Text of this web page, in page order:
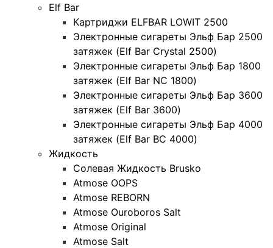
Elf Bar
Картриджи ELFBAR LOWIT 2500
Электронные сигареты Эльф Бар 2500
затяжек (Elf Bar Crystal 2500)
Электронные сигареты Эльф Бар 1800
затяжек (Elf Bar NC 1800)
Электронные сигареты Эльф Бар 3600
затяжек (Elf Bar 3600)
Электронные сигареты Эльф Бар 4000
затяжек (Elf Bar BC 4000)
Жидкость
Солевая Жидкость Brusko
Atmose OOPS
Atmose REBORN
Atmose Ouroboros Salt
Atmose Original
Atmose Salt